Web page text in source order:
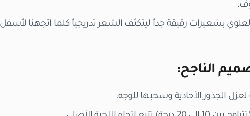
بشعيرات رقيقة جداً ليتكثف الشعر تدريجياً كلما اتجهنا لأسفل
الناجح:
الجذور الأحادية وسحبها للوجه.